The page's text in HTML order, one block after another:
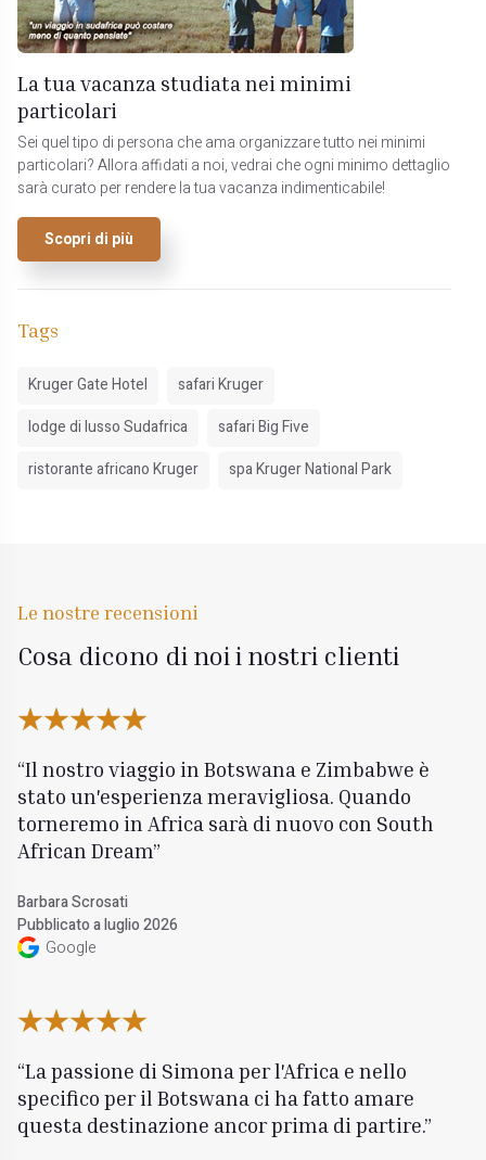
La tua vacanza studiata nei minimi
particolari
Sei quel tipo di persona che ama organizzare tutto nei minimi
particolari? Allora affidati a noi, vedrai che ogni minimo dettaglio
sarà curato per rendere la tua vacanza indimenticabile!
Scopri di più
Tags
Kruger Gate Hotel
safari Kruger
lodge di lusso Sudafrica
safari Big Five
ristorante africano Kruger
spa Kruger National Park
Le nostre recensioni
Cosa dicono di noi i nostri clienti
Il nostro viaggio in Botswana e Zimbabwe è
stato un'esperienza meravigliosa. Quando
torneremo in Africa sarà di nuovo con South
African Dream
Barbara Scrosati
Pubblicato a luglio 2026
Google
La passione di Simona per l'Africa e nello
specifico per il Botswana ci ha fatto amare
questa destinazione ancor prima di partire.